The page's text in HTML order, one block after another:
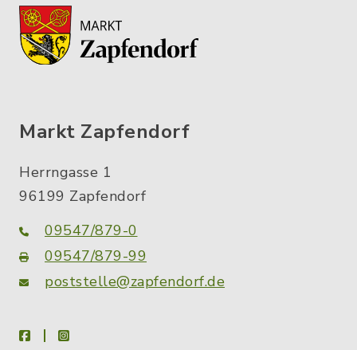
Markt Zapfendorf
Herrngasse 1
96199 Zapfendorf
09547/879-0
09547/879-99
poststelle@zapfendorf.de
facebookinstagram